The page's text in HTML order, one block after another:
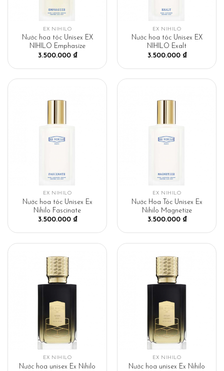
EX NIHILO
Nước hoa tóc Unisex EX
NIHILO Emphasize
3.500.000 ₫
EX NIHILO
Nước hoa tóc Unisex EX
NIHILO Exalt
3.500.000 ₫
EX NIHILO
Nước hoa tóc Unisex Ex
Nihilo Fascinate
3.500.000 ₫
EX NIHILO
Nước Hoa Tóc Unisex Ex
Nihilo Magnetize
3.500.000 ₫
EX NIHILO
Nước hoa unisex Ex Nihilo
EX NIHILO
Nước hoa unisex Ex Nihilo